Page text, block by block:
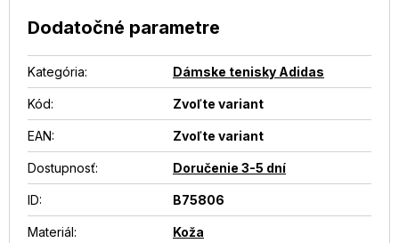
Dodatočné parametre
Kategória: Dámske tenisky Adidas
Kód: Zvoľte variant
EAN: Zvoľte variant
Dostupnosť: Doručenie 3-5 dní
ID: B75806
Materiál: Koža